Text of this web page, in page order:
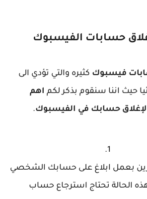
حسابات الفيسبوك
فيسبوك كثيره والتي تؤدي الى
حيث اننا سنقوم بذكر لكم اهم
لإغلاق حسابك في الفيسبوك.
بعمل ابلاغ على حسابك الشخصي
الحالة تحتاج استرجاع حساب